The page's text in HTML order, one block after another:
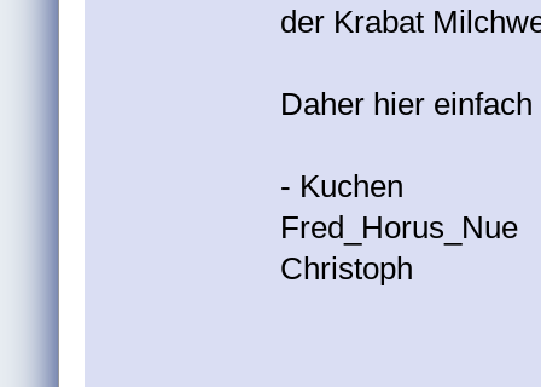
der Krabat
Daher hier
- Kuchen
Fred_Horus_Nue
Christoph